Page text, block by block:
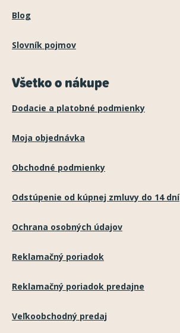
Blog
Slovník pojmov
Všetko o nákupe
Dodacie a platobné podmienky
Moja objednávka
Obchodné podmienky
Odstúpenie od kúpnej zmluvy do 14 dní
Ochrana osobných údajov
Reklamačný poriadok
Reklamačný poriadok predajne
Veľkoobchodný predaj